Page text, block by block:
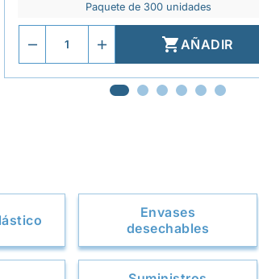
Paquete de 300 unidades
AÑADIR
Envases
desechables